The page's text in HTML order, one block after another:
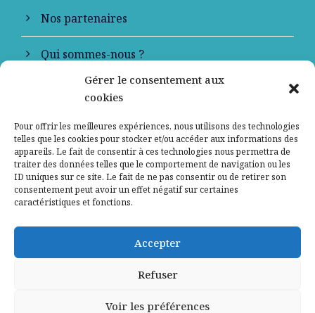
Gérer le consentement aux
cookies
Pour offrir les meilleures expériences, nous utilisons des technologies
telles que les cookies pour stocker et/ou accéder aux informations des
appareils. Le fait de consentir à ces technologies nous permettra de
traiter des données telles que le comportement de navigation ou les
ID uniques sur ce site. Le fait de ne pas consentir ou de retirer son
consentement peut avoir un effet négatif sur certaines
caractéristiques et fonctions.
Accepter
Refuser
Voir les préférences
Nos partenaires
Qui sommes-nous ?
Contactez-nous
Mentions légales
Politique de confidentialité